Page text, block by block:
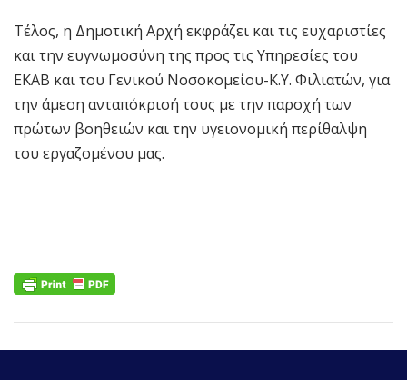
Τέλος, η Δημοτική Αρχή εκφράζει και τις ευχαριστίες
και την ευγνωμοσύνη της προς τις Υπηρεσίες του
ΕΚΑΒ και του Γενικού Νοσοκομείου-Κ.Υ. Φιλιατών, για
την άμεση ανταπόκρισή τους με την παροχή των
πρώτων βοηθειών και την υγειονομική περίθαλψη
του εργαζομένου μας.